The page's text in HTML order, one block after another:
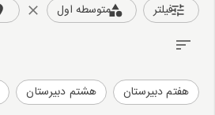
فیلتر متوسطه اول
هفتم دبیرستان هشتم دبیرستان